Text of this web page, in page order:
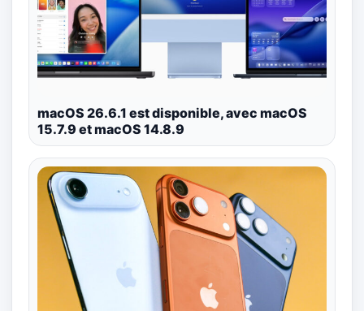
macOS 26.6.1 est disponible, avec macOS
15.7.9 et macOS 14.8.9